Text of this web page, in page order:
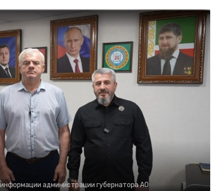
администрации губернатора АО